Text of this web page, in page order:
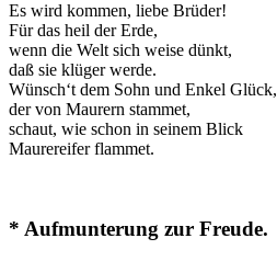
Es wird kommen, liebe Brüder!
Für das heil der Erde,
wenn die Welt sich weise dünkt,
daß sie klüger werde.
Wünsch‘t dem Sohn und Enkel Glück,
der von Maurern stammet,
schaut, wie schon in seinem Blick
Maurereifer flammet.
* Aufmunterung zur Freude.